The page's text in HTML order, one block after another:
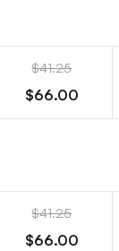
$41.25
$66.00
$41.25
$66.00